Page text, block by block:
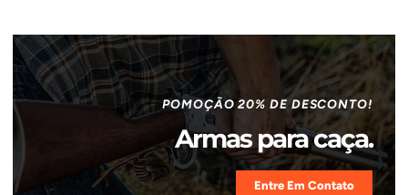
POMOÇÃO 20% DE DESCONTO!
Armas para caça.
Entre Em Contato